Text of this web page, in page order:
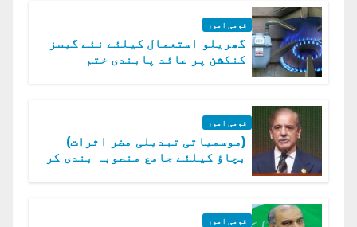
قومی امور
گھریلو استعمال کیلئے نئے گیسز
کنکشن پر عائد پابندی ختم
قومی امور
(موسمیاتی تبدیلی مضر اثرات)
بچاؤ کیلئے جامع منصوبہ بندی کر
قومی امور